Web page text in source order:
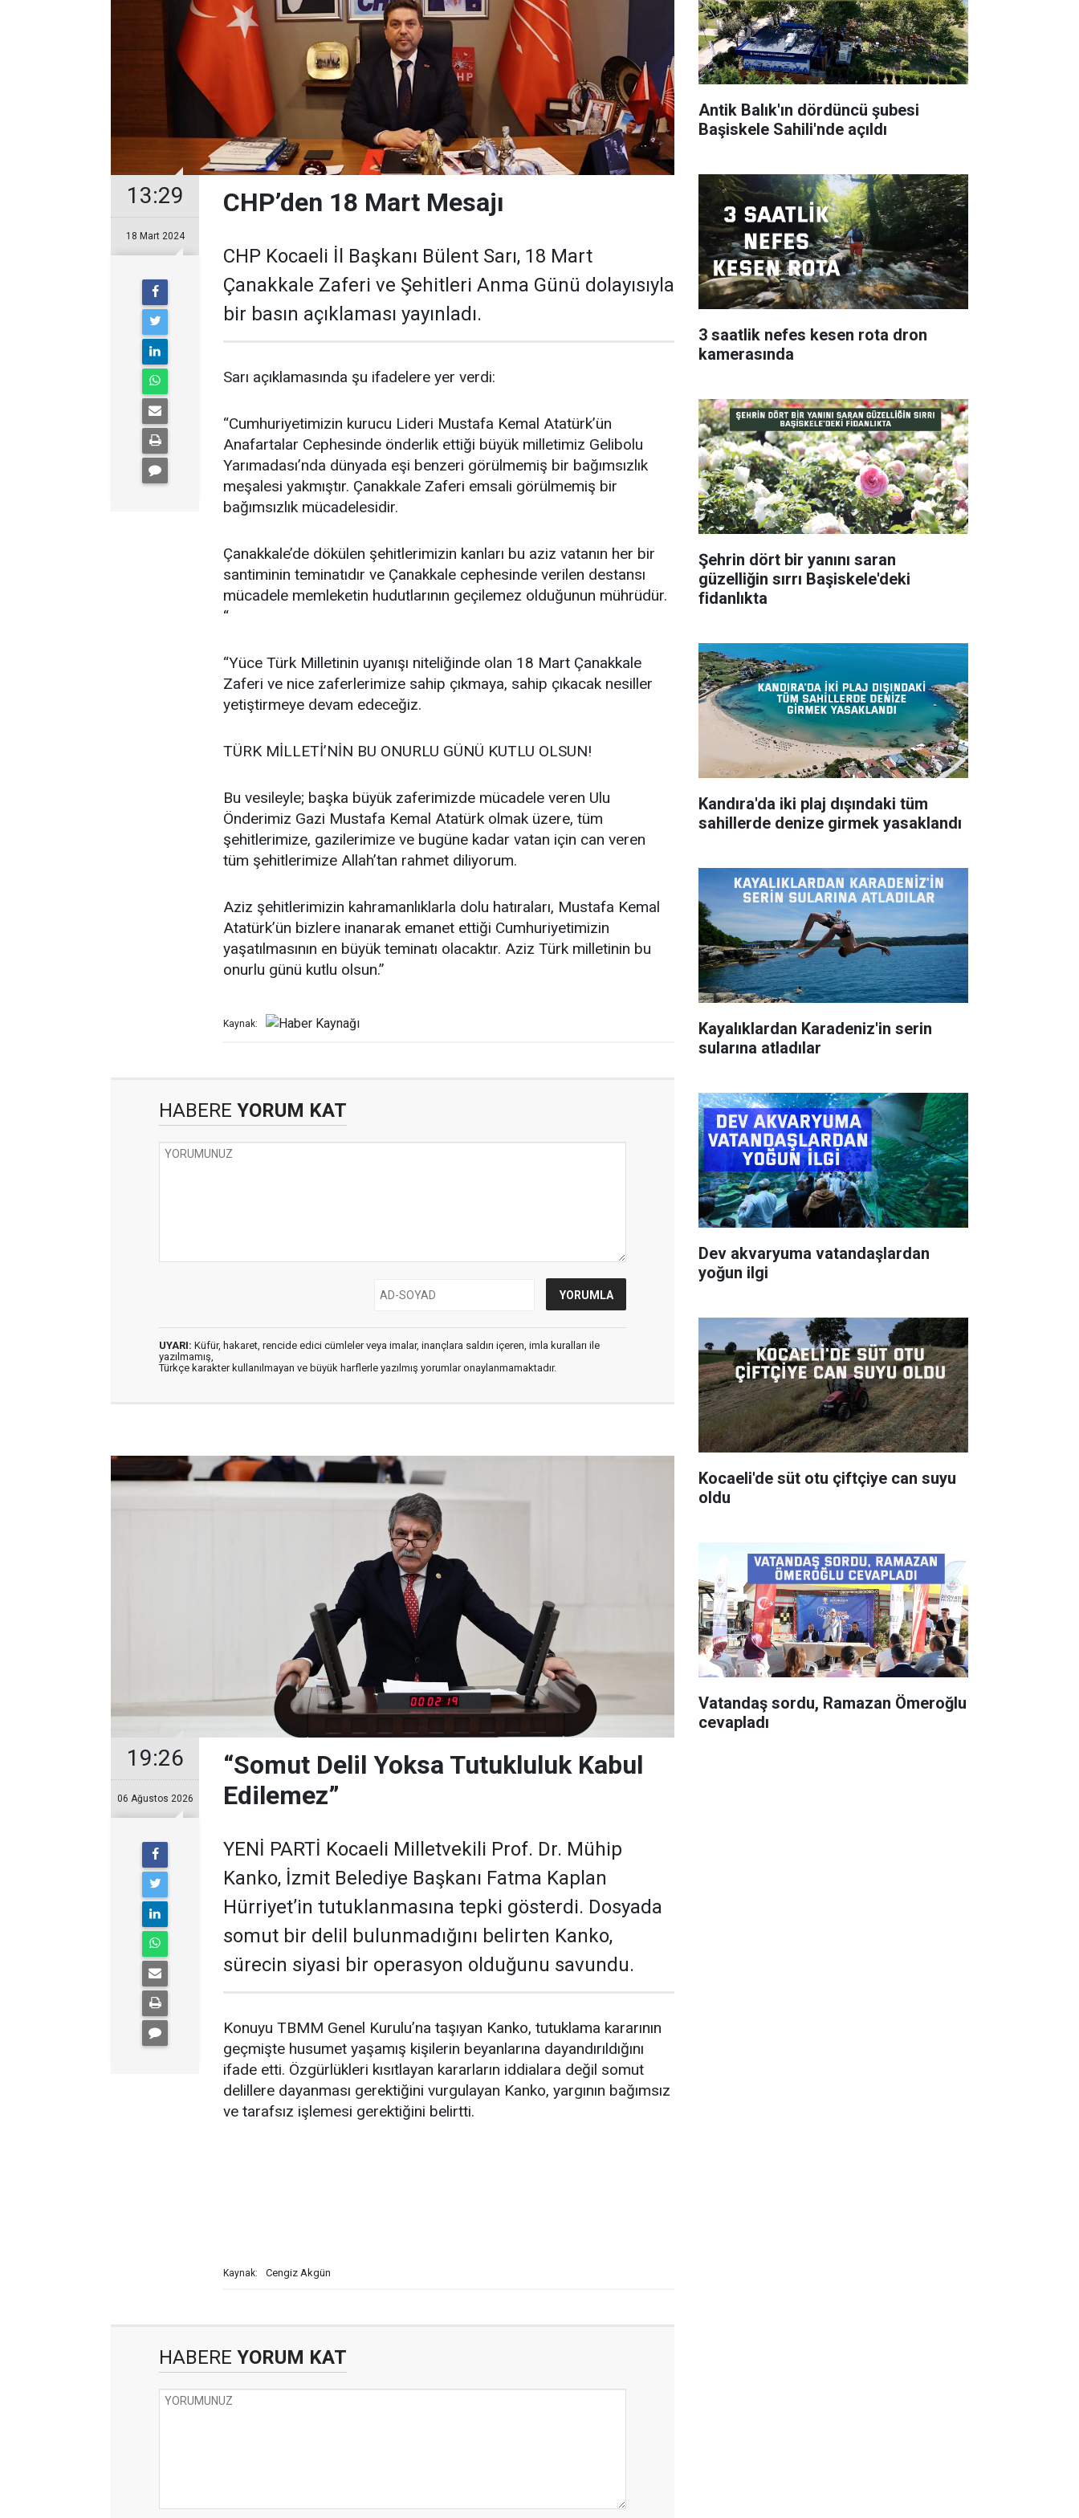
13:29
18 Mart 2024
CHP’den 18 Mart Mesajı
CHP Kocaeli İl Başkanı Bülent Sarı, 18 Mart
Çanakkale Zaferi ve Şehitleri Anma Günü dolayısıyla
bir basın açıklaması yayınladı.
Sarı açıklamasında şu ifadelere yer verdi:
“Cumhuriyetimizin kurucu Lideri Mustafa Kemal Atatürk’ün
Anafartalar Cephesinde önderlik ettiği büyük milletimiz Gelibolu
Yarımadası’nda dünyada eşi benzeri görülmemiş bir bağımsızlık
meşalesi yakmıştır. Çanakkale Zaferi emsali görülmemiş bir
bağımsızlık mücadelesidir.
Çanakkale’de dökülen şehitlerimizin kanları bu aziz vatanın her bir
santiminin teminatıdır ve Çanakkale cephesinde verilen destansı
mücadele memleketin hudutlarının geçilemez olduğunun mührüdür.
“
“Yüce Türk Milletinin uyanışı niteliğinde olan 18 Mart Çanakkale
Zaferi ve nice zaferlerimize sahip çıkmaya, sahip çıkacak nesiller
yetiştirmeye devam edeceğiz.
TÜRK MİLLETİ’NİN BU ONURLU GÜNÜ KUTLU OLSUN!
Bu vesileyle; başka büyük zaferimizde mücadele veren Ulu
Önderimiz Gazi Mustafa Kemal Atatürk olmak üzere, tüm
şehitlerimize, gazilerimize ve bugüne kadar vatan için can veren
tüm şehitlerimize Allah’tan rahmet diliyorum.
Aziz şehitlerimizin kahramanlıklarla dolu hatıraları, Mustafa Kemal
Atatürk’ün bizlere inanarak emanet ettiği Cumhuriyetimizin
yaşatılmasının en büyük teminatı olacaktır. Aziz Türk milletinin bu
onurlu günü kutlu olsun.”
Kaynak:
HABERE YORUM KAT
UYARI: Küfür, hakaret, rencide edici cümleler veya imalar, inançlara saldırı içeren, imla kuralları ile
yazılmamış,
Türkçe karakter kullanılmayan ve büyük harflerle yazılmış yorumlar onaylanmamaktadır.
19:26
06 Ağustos 2026
“Somut Delil Yoksa Tutukluluk Kabul
Edilemez”
YENİ PARTİ Kocaeli Milletvekili Prof. Dr. Mühip
Kanko, İzmit Belediye Başkanı Fatma Kaplan
Hürriyet’in tutuklanmasına tepki gösterdi. Dosyada
somut bir delil bulunmadığını belirten Kanko,
sürecin siyasi bir operasyon olduğunu savundu.
Konuyu TBMM Genel Kurulu’na taşıyan Kanko, tutuklama kararının
geçmişte husumet yaşamış kişilerin beyanlarına dayandırıldığını
ifade etti. Özgürlükleri kısıtlayan kararların iddialara değil somut
delillere dayanması gerektiğini vurgulayan Kanko, yargının bağımsız
ve tarafsız işlemesi gerektiğini belirtti.
Kaynak: Cengiz Akgün
HABERE YORUM KAT
Antik Balık'ın dördüncü şubesi
Başiskele Sahili'nde açıldı
3 saatlik nefes kesen rota dron
kamerasında
Şehrin dört bir yanını saran
güzelliğin sırrı Başiskele'deki
fidanlıkta
Kandıra'da iki plaj dışındaki tüm
sahillerde denize girmek yasaklandı
Kayalıklardan Karadeniz'in serin
sularına atladılar
Dev akvaryuma vatandaşlardan
yoğun ilgi
Kocaeli'de süt otu çiftçiye can suyu
oldu
Vatandaş sordu, Ramazan Ömeroğlu
cevapladı